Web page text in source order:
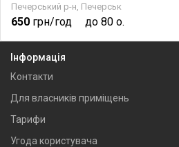
Печерський р-н, Печерськ
650 грн/год до 80 о.
Інформація
Контакти
Для власників приміщень
Тарифи
Угода користувача